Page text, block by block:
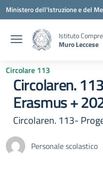
Vai ai contenuti
Vai al menu di navigazione
Vai al footer
Ministero dell'Istruzione e del
Istituto
Muro Leccese
Circolare 113
Circolaren.
Erasmus +
Circolaren. 113-
Personale scolastico